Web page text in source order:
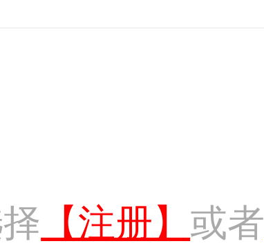
【注册】 或者